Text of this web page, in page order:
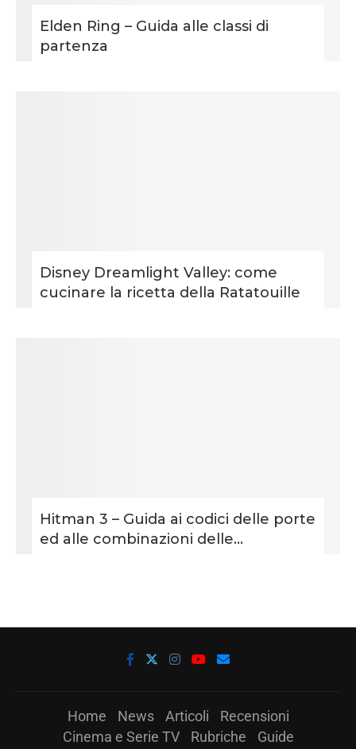
Elden Ring – Guida alle classi di
partenza
Disney Dreamlight Valley: come
cucinare la ricetta della Ratatouille
Hitman 3 – Guida ai codici delle porte
ed alle combinazioni delle...
Home News Articoli
Recensioni
Cinema e Serie TV
Rubriche
Guide